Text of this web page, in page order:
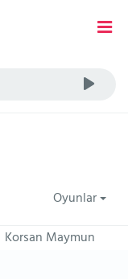
Oyunlar
Korsan Maymun